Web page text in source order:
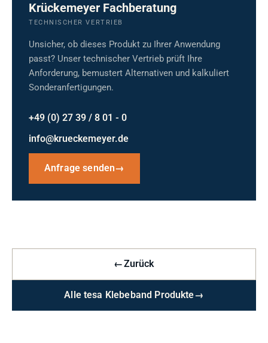
Krückemeyer Fachberatung
TECHNISCHER VERTRIEB
Unsicher, ob dieses Produkt zu Ihrer Anwendung
passt? Unser technischer Vertrieb prüft Ihre
Anforderung, bemustert Alternativen und kalkuliert
Sonderanfertigungen.
+49 (0) 27 39 / 8 01 - 0
info@krueckemeyer.de
Anfrage senden→
←Zurück
Alle tesa Klebeband Produkte→